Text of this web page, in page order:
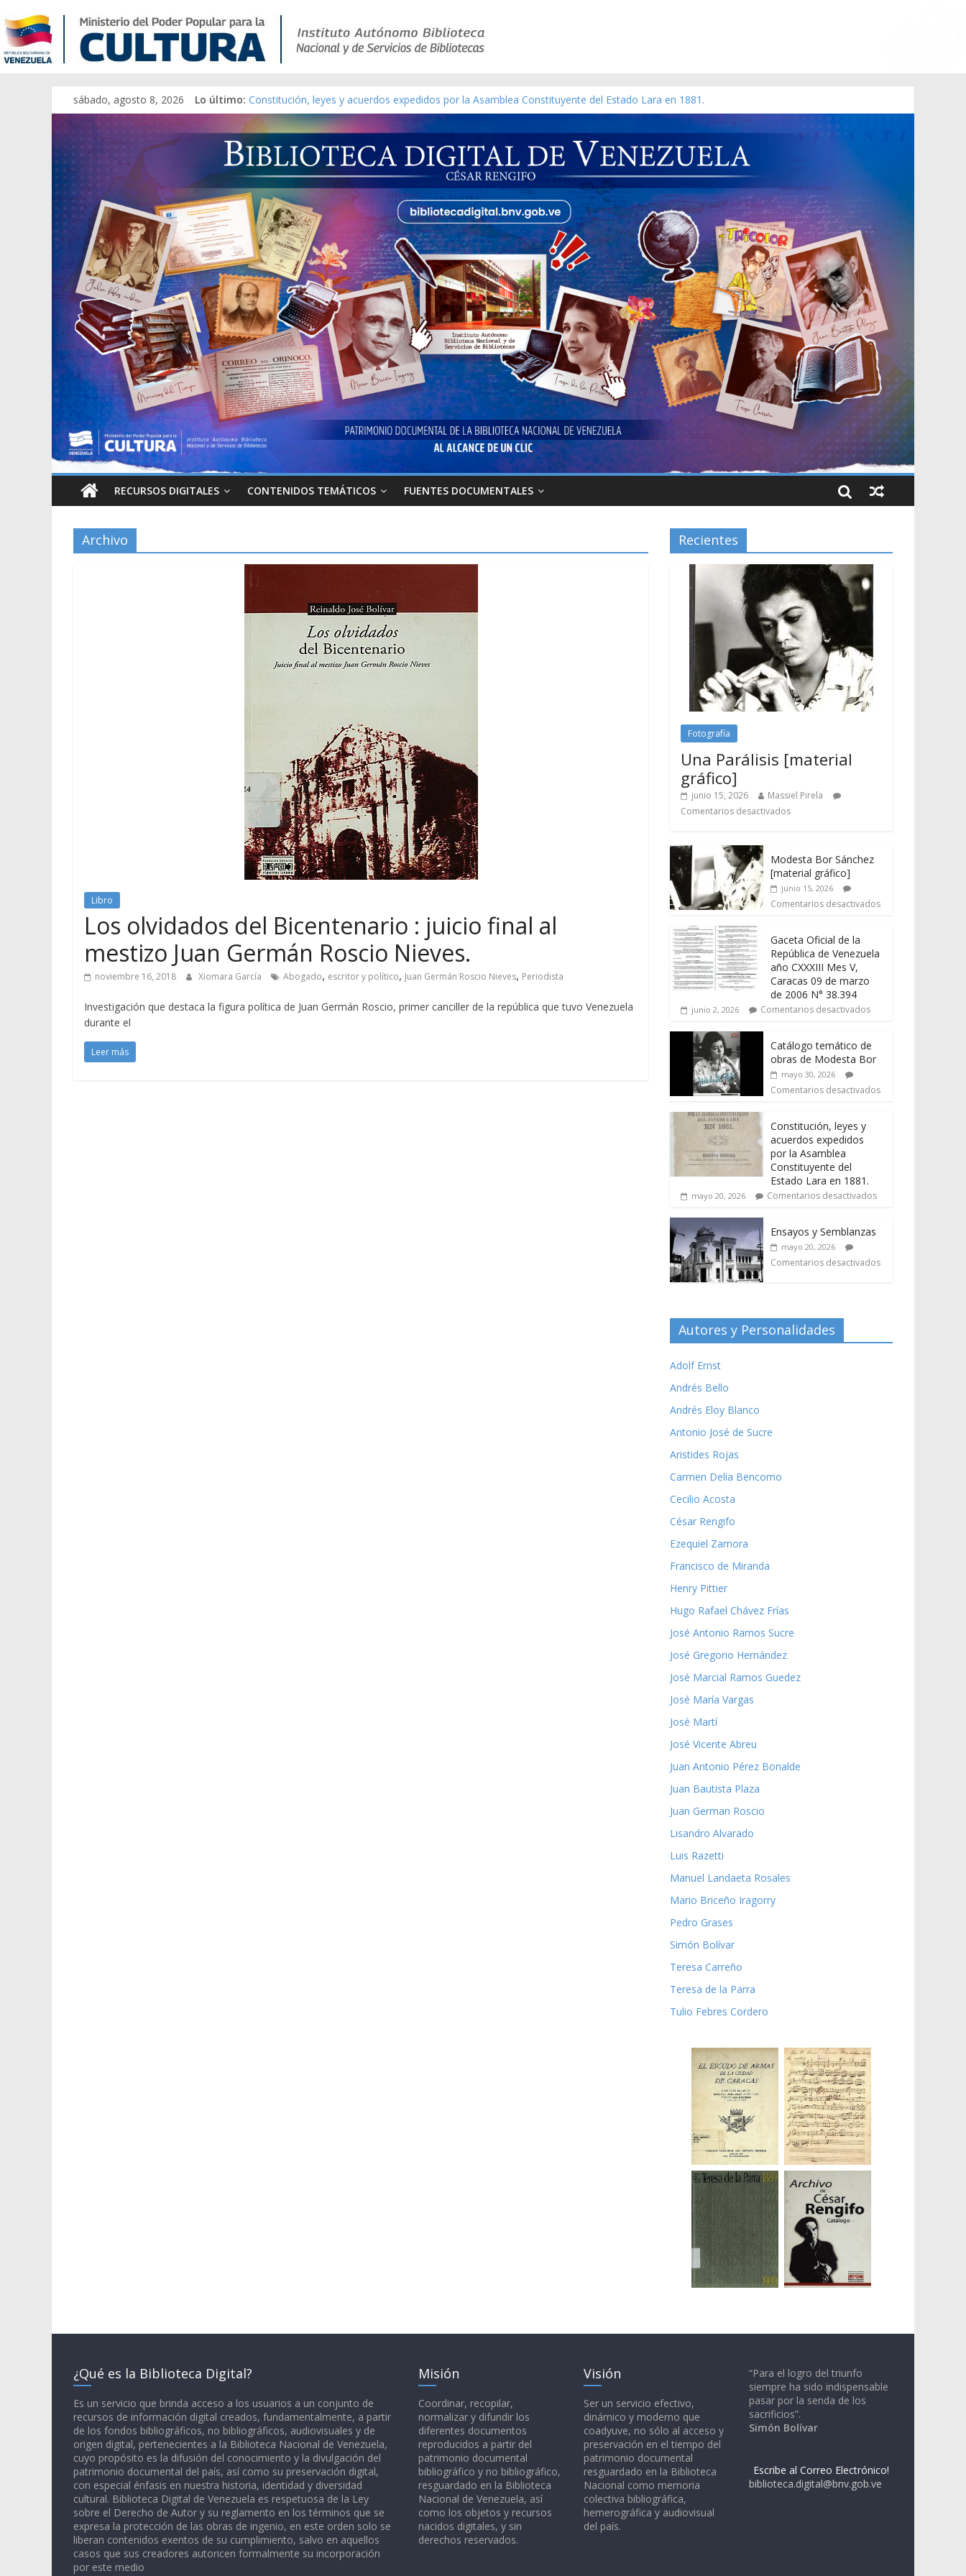
sábado, agosto 8, 2026 Lo último: Constitución, leyes y acuerdos expedidos por la Asamblea Constituyente del Estado Lara en 1881.
Una Parálisis [material gráfico]
Modesta Bor Sánchez [material gráfico]
Gaceta Oficial de la República de Venezuela año CXXXIII Mes V, Caracas 09 de marzo de 2006 N° 38.394
Catálogo temático de obras de Modesta Bor
RECURSOS DIGITALES CONTENIDOS TEMÁTICOS FUENTES DOCUMENTALES
Archivo
Libro
Los olvidados del Bicentenario : juicio final al
mestizo Juan Germán Roscio Nieves.
noviembre 16, 2018 Xiomara García Abogado, escritor y político, Juan Germán Roscio Nieves, Periodista
Investigación que destaca la figura política de Juan Germán Roscio, primer canciller de la república que tuvo Venezuela
durante el
Leer más
Recientes
Fotografía
Una Parálisis [material
gráfico]
junio 15, 2026
Massiel Pirela
Comentarios desactivados
Modesta Bor Sánchez
[material gráfico]
junio 15, 2026
Comentarios desactivados
Gaceta Oficial de la
República de Venezuela
año CXXXIII Mes V,
Caracas 09 de marzo
de 2006 N° 38.394
junio 2, 2026 Comentarios desactivados
Catálogo temático de
obras de Modesta Bor
mayo 30, 2026
Comentarios desactivados
Constitución, leyes y
acuerdos expedidos
por la Asamblea
Constituyente del
Estado Lara en 1881.
mayo 20, 2026 Comentarios desactivados
Ensayos y Semblanzas
mayo 20, 2026
Comentarios desactivados
Autores y Personalidades
Adolf Ernst
Andrés Bello
Andrés Eloy Blanco
Antonio José de Sucre
Aristides Rojas
Carmen Delia Bencomo
Cecilio Acosta
César Rengifo
Ezequiel Zamora
Francisco de Miranda
Henry Pittier
Hugo Rafael Chávez Frías
José Antonio Ramos Sucre
José Gregorio Hernández
José Marcial Ramos Guedez
José María Vargas
José Martí
José Vicente Abreu
Juan Antonio Pérez Bonalde
Juan Bautista Plaza
Juan German Roscio
Lisandro Alvarado
Luis Razetti
Manuel Landaeta Rosales
Mario Briceño Iragorry
Pedro Grases
Simón Bolívar
Teresa Carreño
Teresa de la Parra
Tulio Febres Cordero
¿Qué es la Biblioteca Digital?
Es un servicio que brinda acceso a los usuarios a un conjunto de
recursos de información digital creados, fundamentalmente, a partir
de los fondos bibliográficos, no bibliográficos, audiovisuales y de
origen digital, pertenecientes a la Biblioteca Nacional de Venezuela,
cuyo propósito es la difusión del conocimiento y la divulgación del
patrimonio documental del país, así como su preservación digital,
con especial énfasis en nuestra historia, identidad y diversidad
cultural. Biblioteca Digital de Venezuela es respetuosa de la Ley
sobre el Derecho de Autor y su reglamento en los términos que se
expresa la protección de las obras de ingenio, en este orden solo se
liberan contenidos exentos de su cumplimiento, salvo en aquellos
casos que sus creadores autoricen formalmente su incorporación
por este medio
Misión
Coordinar, recopilar,
normalizar y difundir los
diferentes documentos
reproducidos a partir del
patrimonio documental
bibliográfico y no bibliográfico,
resguardado en la Biblioteca
Nacional de Venezuela, así
como los objetos y recursos
nacidos digitales, y sin
derechos reservados.
Visión
Ser un servicio efectivo,
dinámico y moderno que
coadyuve, no sólo al acceso y
preservación en el tiempo del
patrimonio documental
resguardado en la Biblioteca
Nacional como memoria
colectiva bibliográfica,
hemerográfica y audiovisual
del país.
“Para el logro del triunfo
siempre ha sido indispensable
pasar por la senda de los
sacrificios”.
Simón Bolívar
Escribe al Correo Electrónico!
biblioteca.digital@bnv.gob.ve